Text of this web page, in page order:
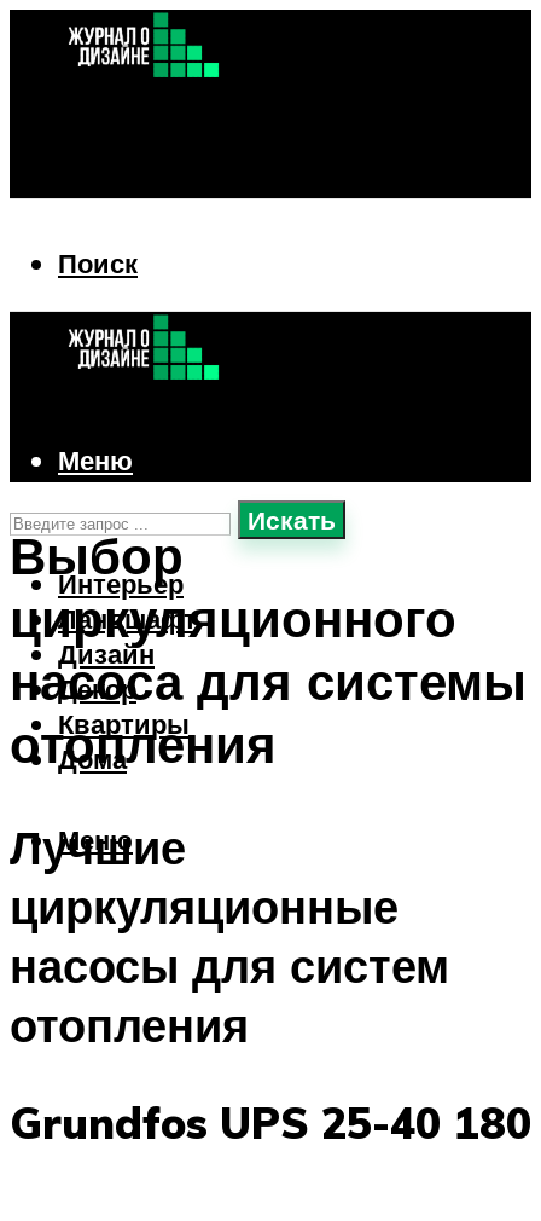
Поиск
Искать
Интерьер
Ландшафт
Дизайн
Декор
Квартиры
Дома
Меню
Меню
Выбор
циркуляционного
насоса для системы
отопления
Лучшие
циркуляционные
насосы для систем
отопления
Grundfos UPS 25-40 180